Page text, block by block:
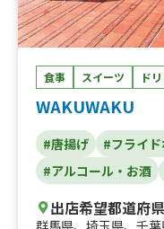
食事 スイーツ ド
WAKUWAKU
#唐揚げ #フライ
#アルコール・お酒
出店希望都道府県
群馬県、 埼玉県、 千